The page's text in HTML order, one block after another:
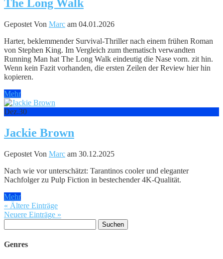
The Long Walk
Gepostet Von Marc am 04.01.2026
Harter, beklemmender Survival-Thriller nach einem frühen Roman
von Stephen King. Im Vergleich zum thematisch verwandten
Running Man hat The Long Walk eindeutig die Nase vorn. zit hin.
Wenn kein Fazit vorhanden, die ersten Zeilen der Review hier hin
kopieren.
Mehr
Dez.30
Jackie Brown
Gepostet Von Marc am 30.12.2025
Nach wie vor unterschätzt: Tarantinos cooler und eleganter
Nachfolger zu Pulp Fiction in bestechender 4K-Qualität.
Mehr
« Ältere Einträge
Neuere Einträge »
nach:
Genres